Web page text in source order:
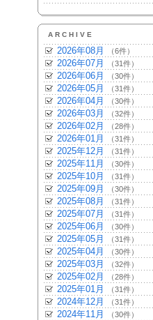
ARCHIVE
2026年08月 （6件）
2026年07月 （31件）
2026年06月 （30件）
2026年05月 （31件）
2026年04月 （30件）
2026年03月 （32件）
2026年02月 （28件）
2026年01月 （31件）
2025年12月 （31件）
2025年11月 （30件）
2025年10月 （31件）
2025年09月 （30件）
2025年08月 （31件）
2025年07月 （31件）
2025年06月 （30件）
2025年05月 （31件）
2025年04月 （30件）
2025年03月 （32件）
2025年02月 （28件）
2025年01月 （31件）
2024年12月 （31件）
2024年11月 （30件）